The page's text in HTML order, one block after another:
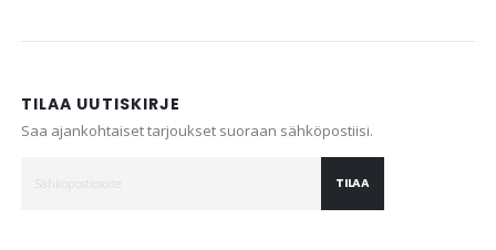
TILAA UUTISKIRJE
Saa ajankohtaiset tarjoukset suoraan sähköpostiisi.
TILAA